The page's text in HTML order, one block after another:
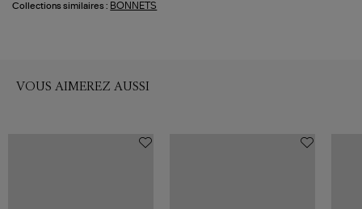
Collections similaires : BONNETS
VOUS AIMEREZ AUSSI